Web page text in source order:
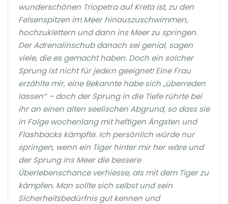
wunderschönen Triopetra auf Kreta ist, zu den
Felsenspitzen im Meer hinauszuschwimmen,
hochzuklettern und dann ins Meer zu springen.
Der Adrenalinschub danach sei genial, sagen
viele, die es gemacht haben. Doch ein solcher
Sprung ist nicht für jede:n geeignet! Eine Frau
erzählte mir, eine Bekannte habe sich „überreden
lassen“ – doch der Sprung in die Tiefe rührte bei
ihr an einen alten seelischen Abgrund, so dass sie
in Folge wochenlang mit heftigen Ängsten und
Flashbacks kämpfte. Ich persönlich würde nur
springen, wenn ein Tiger hinter mir her wäre und
der Sprung ins Meer die bessere
Überlebenschance verhiesse, als mit dem Tiger zu
kämpfen. Man sollte sich selbst und sein
Sicherheitsbedürfnis gut kennen und